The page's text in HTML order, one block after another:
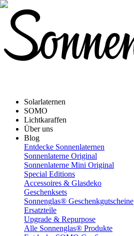
Solarlaternen
SOMO
Lichtkaraffen
Über uns
Blog
Entdecke Sonnenlaternen
Sonnenlaterne Original
Sonnenlaterne Mini Original
Special Editions
Accessoires & Glasdeko
Geschenksets
Sonnenglas® Geschenkgutscheine
Ersatzteile
Upgrade & Repurpose
Alle Sonnenglas® Produkte